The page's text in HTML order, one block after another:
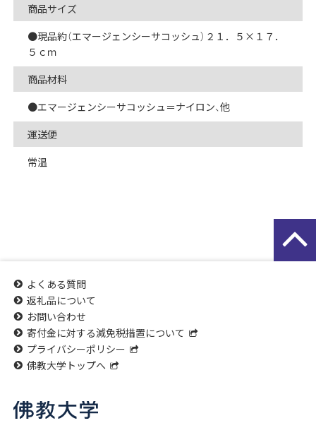
商品サイズ
●現品約（エマージェンシーサコッシュ）２１．５×１７．
５ｃｍ
商品材料
●エマージェンシーサコッシュ＝ナイロン、他
運送便
常温
よくある質問
返礼品について
お問い合わせ
寄付金に対する減免税措置について
プライバシーポリシー
佛教大学トップへ